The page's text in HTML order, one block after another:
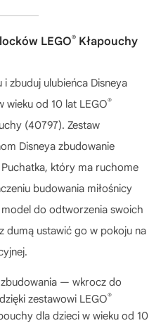
LEGO® Kłapouchy
zbuduj ulubieńca Disneya
wieku od 10 lat LEGO®
(40797). Zestaw
Disneya zbudowanie
który ma ruchome
budowania miłośnicy
do odtworzenia swoich
dumą ustawić go w pokoju na
— wkrocz do
zestawowi LEGO®
dla dzieci w wieku od 10